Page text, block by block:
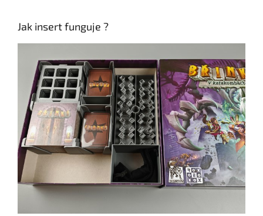
Jak insert funguje ?